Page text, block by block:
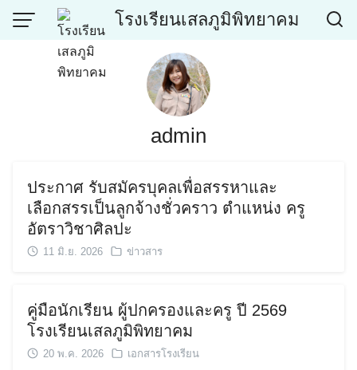
Skip
โรงเรียนเสลภูมิพิทยาคม
admin
ประกาศ รับสมัครบุคลเพื่อสรรหาและ
เลือกสรรเป็นลูกจ้างชั่วคราว ตำแหน่ง ครู
อัตราวิชาศิลปะ
11 มิ.ย. 2026 ข่าวสาร
คู่มือนักเรียน ผู้ปกครองและครู ปี 2569
โรงเรียนเสลภูมิพิทยาคม
20 พ.ค. 2026 เอกสารโรงเรียน